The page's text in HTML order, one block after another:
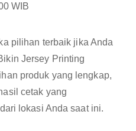
WIB
pilihan terbaik jika Anda
Jersey Printing
produk yang lengkap,
cetak yang
lokasi Anda saat ini.